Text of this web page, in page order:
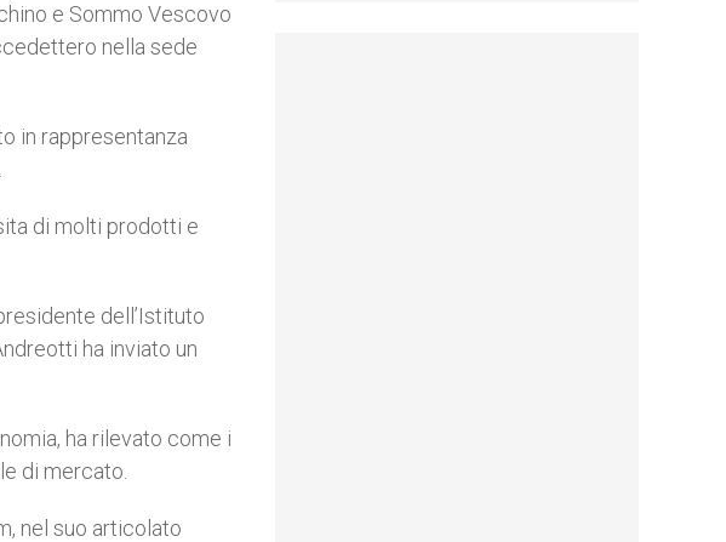
e Sommo Vescovo
nella sede
in rappresentanza
di molti prodotti e
dell’Istituto
ha inviato un
ha rilevato come i
di mercato.
nel suo articolato